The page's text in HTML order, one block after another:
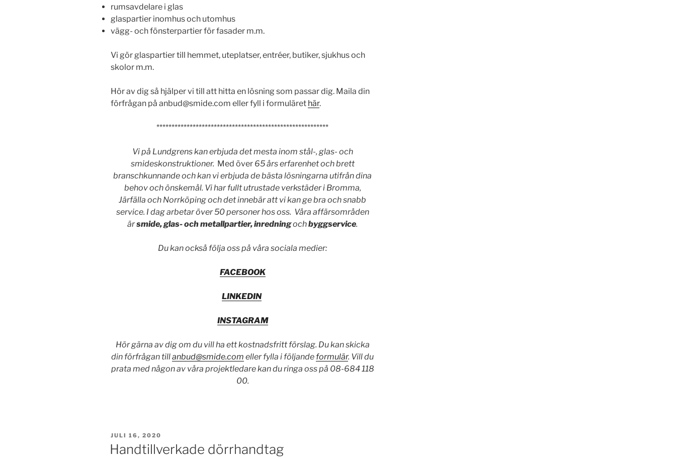
rumsavdelare i glas
glaspartier inomhus och utomhus
vägg- och fönsterpartier för fasader m.m.
Vi gör glaspartier till hemmet, uteplatser, entréer, butiker, sjukhus och
skolor m.m.
Hör av dig så hjälper vi till att hitta en lösning som passar dig. Maila din
förfrågan på anbud@smide.com eller fyll i formuläret här.
*********************************************************
Vi på Lundgrens kan erbjuda det mesta inom stål-, glas- och
smideskonstruktioner. Med över65 års erfarenhet och brett
branschkunnande och kan vi erbjuda de bästa lösningarna utifrån dina
behov och önskemål. Vi har fullt utrustade verkstäder i Bromma,
Järfälla och Norrköping och det innebär att vi kan ge bra och snabb
service. I dag arbetar över 50 personer hos oss. Våra affärsområden
ärsmide, glas- och metallpartier, inredningochbyggservice.
Du kan också följa oss på våra sociala medier:
FACEBOOK
LINKEDIN
INSTAGRAM
Hör gärna av dig om du vill ha ett kostnadsfritt förslag. Du kan skicka
din förfrågan tillanbud@smide.com eller fylla i följande formulär. Vill du
prata med någon av våra projektledare kan du ringa oss på 08-684 118
00.
PUBLICERAT
JULI 16, 2020
Handtillverkade dörrhandtag